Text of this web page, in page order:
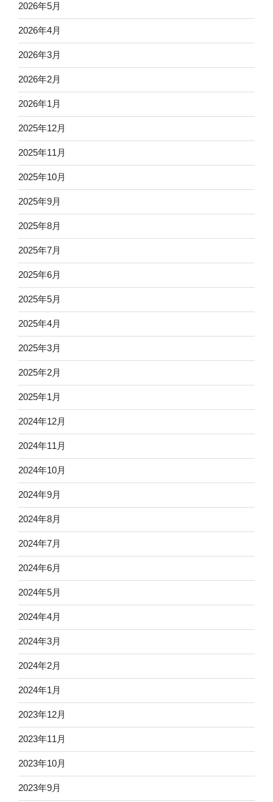
2026年5月
2026年4月
2026年3月
2026年2月
2026年1月
2025年12月
2025年11月
2025年10月
2025年9月
2025年8月
2025年7月
2025年6月
2025年5月
2025年4月
2025年3月
2025年2月
2025年1月
2024年12月
2024年11月
2024年10月
2024年9月
2024年8月
2024年7月
2024年6月
2024年5月
2024年4月
2024年3月
2024年2月
2024年1月
2023年12月
2023年11月
2023年10月
2023年9月